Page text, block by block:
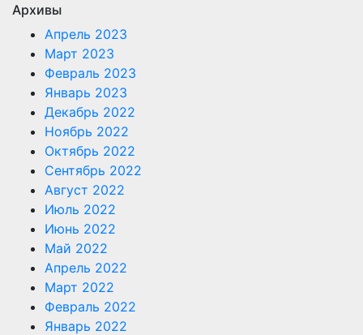
Архивы
Апрель 2023
Март 2023
Февраль 2023
Январь 2023
Декабрь 2022
Ноябрь 2022
Октябрь 2022
Сентябрь 2022
Август 2022
Июль 2022
Июнь 2022
Май 2022
Апрель 2022
Март 2022
Февраль 2022
Январь 2022